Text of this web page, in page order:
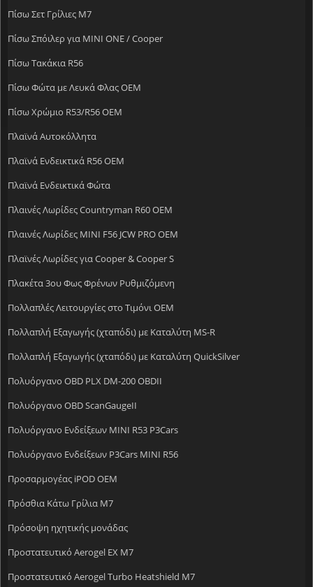
Πίσω Σετ Γρίλιες M7
Πίσω Σπόιλερ για MINI ONE / Cooper
Πίσω Τακάκια R56
Πίσω Φώτα με Λευκά Φλας OEM
Πίσω Χρώμιο R53/R56 OEM
Πλαϊνά Αυτοκόλλητα
Πλαϊνά Ενδεικτικά R56 OEM
Πλαϊνά Ενδεικτικά Φώτα
Πλαινές Λωρίδες Countryman R60 OEM
Πλαινές Λωρίδες MINI F56 JCW PRO OEM
Πλαϊνές Λωρίδες για Cooper & Cooper S
Πλακέτα 3ου Φως Φρένων Ρυθμιζόμενη
Πολλαπλές Λειτουργίες στο Τιμόνι OEM
Πολλαπλή Εξαγωγής (χταπόδι) με Καταλύτη MS-R
Πολλαπλή Εξαγωγής (χταπόδι) με Καταλύτη QuickSilver
Πολυόργανο OBD PLX DM-200 OBDII
Πολυόργανο OBD ScanGaugeII
Πολυόργανο Ενδείξεων MINI R53 P3Cars
Πολυόργανο Ενδείξεων P3Cars MINI R56
Προσαρμογέας iPOD OEM
Πρόσθια Κάτω Γρίλια M7
Πρόσοψη ηχητικής μονάδας
Προστατευτικό Aerogel EX M7
Προστατευτικό Aerogel Turbo Heatshield M7